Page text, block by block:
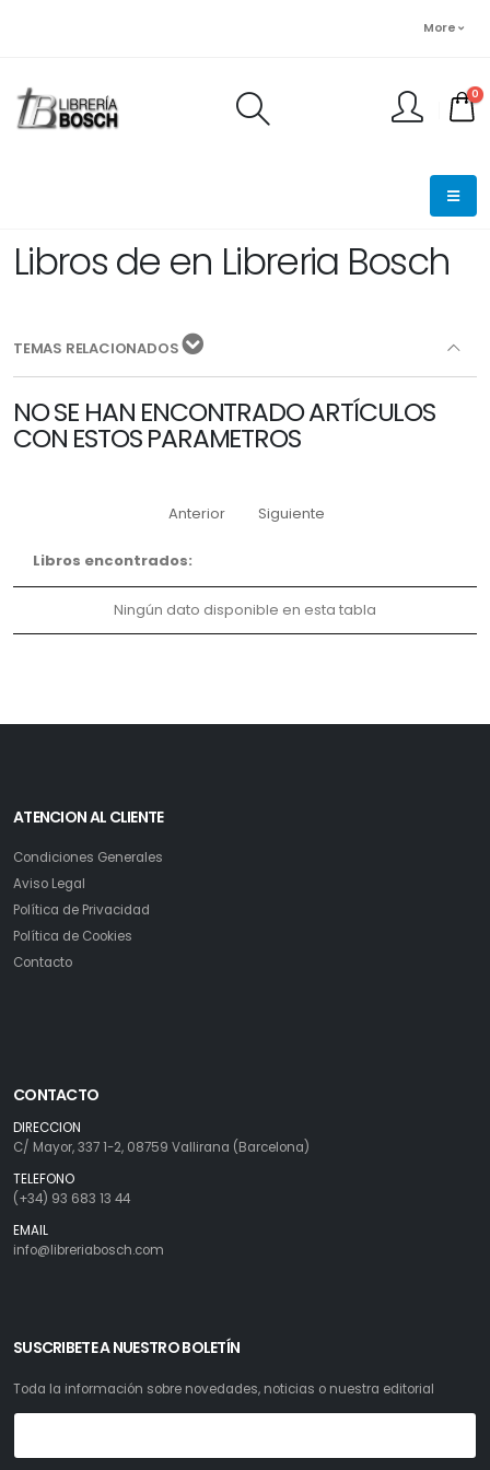
More
0
Libros de en Libreria Bosch
TEMAS RELACIONADOS
NO SE HAN ENCONTRADO ARTÍCULOS
CON ESTOS PARAMETROS
Anterior Siguiente
Libros encontrados:
Ningún dato disponible en esta tabla
ATENCION AL CLIENTE
Condiciones Generales
Aviso Legal
Política de Privacidad
Política de Cookies
Contacto
CONTACTO
DIRECCION
C/ Mayor, 337 1-2, 08759 Vallirana (Barcelona)
TELEFONO
(+34) 93 683 13 44
EMAIL
info@libreriabosch.com
SUSCRIBETE A NUESTRO BOLETÍN
Toda la información sobre novedades, noticias o nuestra editorial